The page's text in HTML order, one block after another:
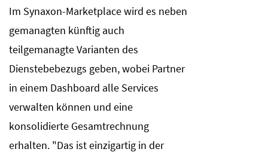
Im Synaxon-Marketplace wird es neben
gemanagten künftig auch
teilgemanagte Varianten des
Dienstebebezugs geben, wobei Partner
in einem Dashboard alle Services
verwalten können und eine
konsolidierte Gesamtrechnung
erhalten. "Das ist einzigartig in der